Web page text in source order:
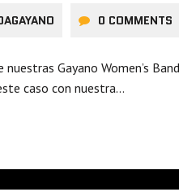
0 COMMENTS
Gayano Women’s
caso con nuestra…